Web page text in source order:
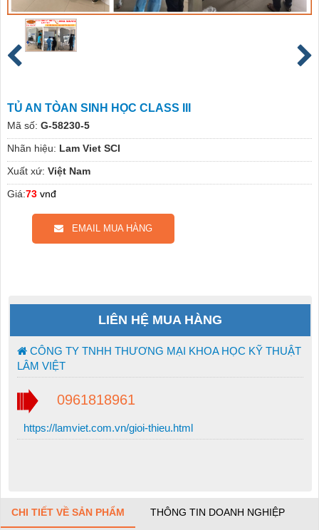
TỦ AN TÒAN SINH HỌC CLASS III
Mã số: G-58230-5
Nhãn hiệu: Lam Viet SCI
Xuất xứ: Việt Nam
Giá:73 vnđ
EMAIL MUA HÀNG
LIÊN HỆ MUA HÀNG
CÔNG TY TNHH THƯƠNG MẠI KHOA HỌC KỸ THUẬT
LÂM VIỆT
0961818961
https://lamviet.com.vn/gioi-thieu.html
CHI TIẾT VỀ SẢN PHẨM THÔNG TIN DOANH NGHIỆP